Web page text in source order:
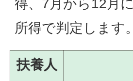
得、7月から12月
所得で判定します。
扶養人